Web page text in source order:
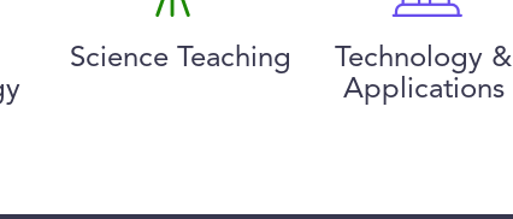
Science Teaching
Technology &
Applications